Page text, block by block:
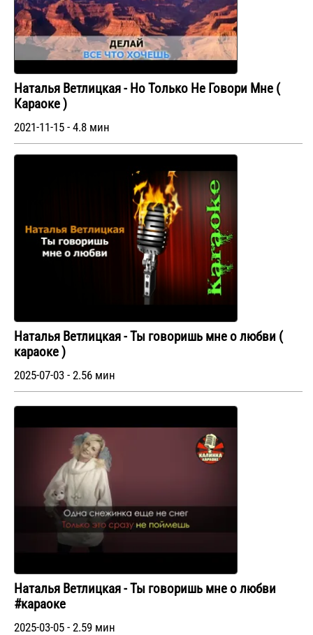
Наталья Ветлицкая - Но Только Не Говори Мне (
Караоке )
2021-11-15 - 4.8 мин
Наталья Ветлицкая - Ты говоришь мне о любви (
караоке )
2025-07-03 - 2.56 мин
Наталья Ветлицкая - Ты говоришь мне о любви
#караоке
2025-03-05 - 2.59 мин